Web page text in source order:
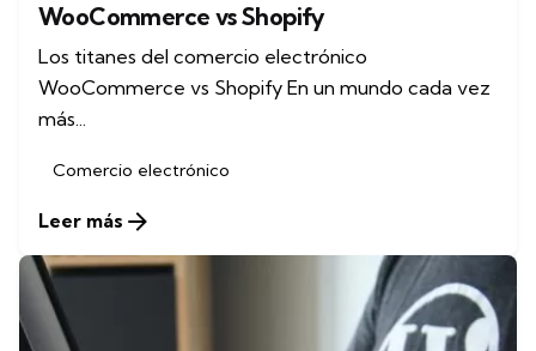
WooCommerce vs Shopify
Los titanes del comercio electrónico
WooCommerce vs Shopify En un mundo cada vez
más...
Comercio electrónico
Leer más